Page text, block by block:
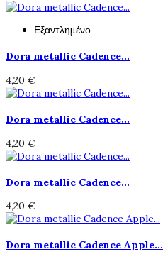
Εξαντλημένο
Dora metallic Cadence...
4,20 €
Dora metallic Cadence...
4,20 €
Dora metallic Cadence...
4,20 €
Dora metallic Cadence Apple...